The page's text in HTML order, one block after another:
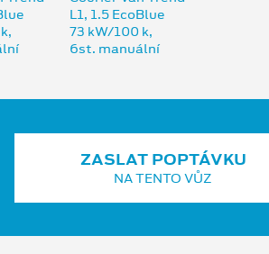
ZASLAT POPTÁVKU
NA TENTO VŮZ